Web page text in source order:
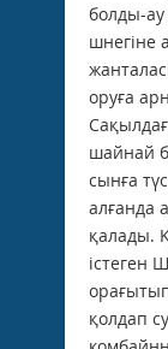
болды-ау
шнегіне
оруға
шайнай
сынға
алғанда
қалады.
істеген
қолдап